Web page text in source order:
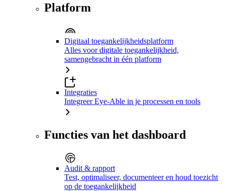
Platform
Digitaal toegankelijkheidsplatform
Alles voor digitale toegankelijkheid,
samengebracht in één platform
Integraties
Integreer Eye-Able in je processen en tools
Functies van het dashboard
Audit & rapport
Test, optimaliseer, documenteer en houd toezicht
op de toegankelijkheid